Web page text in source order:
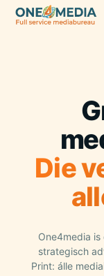
Die
One4media
strategisch
Print: álle